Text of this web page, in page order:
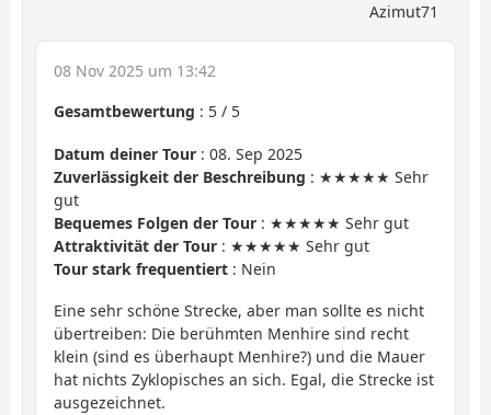
Azimut71
08 Nov 2025 um 13:42
Gesamtbewertung : 5 / 5
Datum deiner Tour : 08. Sep 2025
Zuverlässigkeit der Beschreibung : ★★★★★ Sehr
gut
Bequemes Folgen der Tour : ★★★★★ Sehr gut
Attraktivität der Tour : ★★★★★ Sehr gut
Tour stark frequentiert : Nein
Eine sehr schöne Strecke, aber man sollte es nicht
übertreiben: Die berühmten Menhire sind recht
klein (sind es überhaupt Menhire?) und die Mauer
hat nichts Zyklopisches an sich. Egal, die Strecke ist
ausgezeichnet.